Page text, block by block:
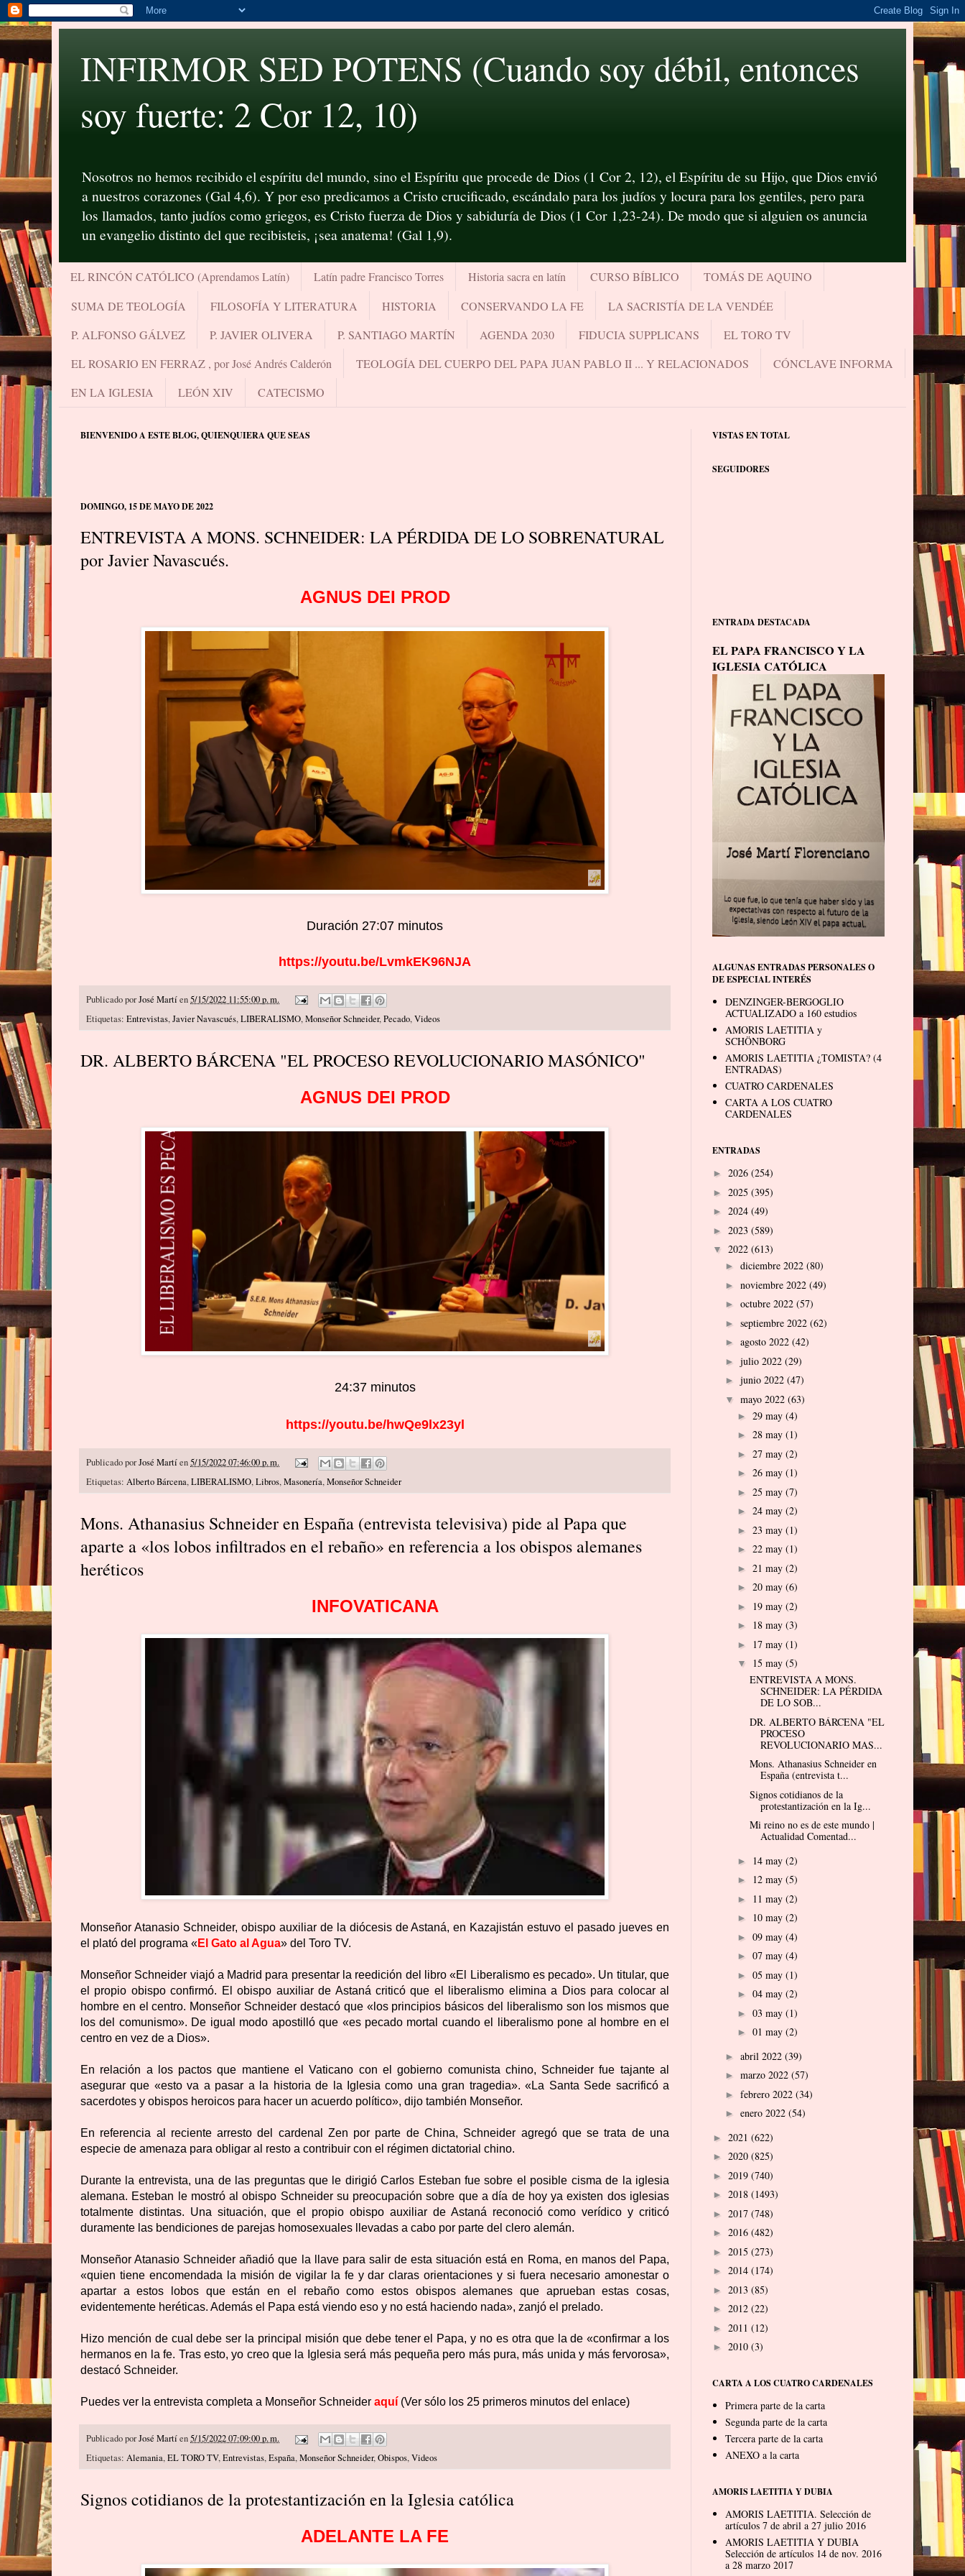
INFIRMOR SED POTENS (Cuando soy débil, entonces
soy fuerte: 2 Cor 12, 10)
Nosotros no hemos recibido el espíritu del mundo, sino el Espíritu que procede de Dios (1 Cor 2, 12), el Espíritu de su Hijo, que Dios envió
a nuestros corazones (Gal 4,6). Y por eso predicamos a Cristo crucificado, escándalo para los judíos y locura para los gentiles, pero para
los llamados, tanto judíos como griegos, es Cristo fuerza de Dios y sabiduría de Dios (1 Cor 1,23-24). De modo que si alguien os anuncia
un evangelio distinto del que recibisteis, ¡sea anatema! (Gal 1,9).
EL RINCÓN CATÓLICO (Aprendamos Latín) Latín padre Francisco Torres Historia sacra en latín CURSO BÍBLICO
TOMÁS DE AQUINO
SUMA DE TEOLOGÍA
FILOSOFÍA Y LITERATURA HISTORIA CONSERVANDO LA FE
LA SACRISTÍA DE LA VENDÉE
P. ALFONSO GÁLVEZ
P. JAVIER OLIVERA P. SANTIAGO MARTÍN AGENDA 2030 FIDUCIA SUPPLICANS
EL TORO TV
EL ROSARIO EN FERRAZ , por José Andrés Calderón
TEOLOGÍA DEL CUERPO DEL PAPA JUAN PABLO II ... Y RELACIONADOS
CÓNCLAVE INFORMA
EN LA IGLESIA
LEÓN XIV CATECISMO
BIENVENIDO A ESTE BLOG, QUIENQUIERA QUE SEAS
DOMINGO, 15 DE MAYO DE 2022
ENTREVISTA A MONS. SCHNEIDER: LA PÉRDIDA DE LO SOBRENATURAL
por Javier Navascués.
AGNUS DEI PROD
Duración 27:07 minutos
https://youtu.be/LvmkEK96NJA
Publicado porJosé Martíen5/15/2022 11:55:00 p. m.
Etiquetas: Entrevistas,Javier Navascués,LIBERALISMO,Monseñor Schneider,Pecado,Videos
DR. ALBERTO BÁRCENA "EL PROCESO REVOLUCIONARIO MASÓNICO"
AGNUS DEI PROD
24:37 minutos
https://youtu.be/hwQe9lx23yl
Publicado porJosé Martíen5/15/2022 07:46:00 p. m.
Etiquetas: Alberto Bárcena,LIBERALISMO,Libros,Masonería,Monseñor Schneider
Mons. Athanasius Schneider en España (entrevista televisiva) pide al Papa que
aparte a «los lobos infiltrados en el rebaño» en referencia a los obispos alemanes
heréticos
INFOVATICANA
Monseñor Atanasio Schneider, obispo auxiliar de la diócesis de Astaná, en Kazajistán estuvo el pasado jueves en
el plató del programa «El Gato al Agua» del Toro TV.
Monseñor Schneider viajó a Madrid para presentar la reedición del libro «El Liberalismo es pecado». Un titular, que
el propio obispo confirmó. El obispo auxiliar de Astaná criticó que el liberalismo elimina a Dios para colocar al
hombre en el centro. Monseñor Schneider destacó que «los principios básicos del liberalismo son los mismos que
los del comunismo». De igual modo apostilló que «es pecado mortal cuando el liberalismo pone al hombre en el
centro en vez de a Dios».
En relación a los pactos que mantiene el Vaticano con el gobierno comunista chino, Schneider fue tajante al
asegurar que «esto va a pasar a la historia de la Iglesia como una gran tragedia». «La Santa Sede sacrificó a
sacerdotes y obispos heroicos para hacer un acuerdo político», dijo también Monseñor.
En referencia al reciente arresto del cardenal Zen por parte de China, Schneider agregó que se trata de una
especie de amenaza para obligar al resto a contribuir con el régimen dictatorial chino.
Durante la entrevista, una de las preguntas que le dirigió Carlos Esteban fue sobre el posible cisma de la iglesia
alemana. Esteban le mostró al obispo Schneider su preocupación sobre que a día de hoy ya existen dos iglesias
totalmente distintas. Una situación, que el propio obispo auxiliar de Astaná reconoció como verídico y criticó
duramente las bendiciones de parejas homosexuales llevadas a cabo por parte del clero alemán.
Monseñor Atanasio Schneider añadió que la llave para salir de esta situación está en Roma, en manos del Papa,
«quien tiene encomendada la misión de vigilar la fe y dar claras orientaciones y si fuera necesario amonestar o
apartar a estos lobos que están en el rebaño como estos obispos alemanes que aprueban estas cosas,
evidentemente heréticas. Además el Papa está viendo eso y no está haciendo nada», zanjó el prelado.
Hizo mención de cual debe ser la principal misión que debe tener el Papa, y no es otra que la de «confirmar a los
hermanos en la fe. Tras esto, yo creo que la Iglesia será más pequeña pero más pura, más unida y más fervorosa»,
destacó Schneider.
Puedes ver la entrevista completa a Monseñor Schneider aquí (Ver sólo los 25 primeros minutos del enlace)
Publicado porJosé Martíen5/15/2022 07:09:00 p. m.
Etiquetas: Alemania,EL TORO TV,Entrevistas,España,Monseñor Schneider,Obispos,Videos
Signos cotidianos de la protestantización en la Iglesia católica
ADELANTE LA FE
VISTAS EN TOTAL
SEGUIDORES
ENTRADA DESTACADA
EL PAPA FRANCISCO Y LA
IGLESIA CATÓLICA
ALGUNAS ENTRADAS PERSONALES O
DE ESPECIAL INTERÉS
DENZINGER-BERGOGLIO
ACTUALIZADO a 160 estudios
AMORIS LAETITIA y
SCHÖNBORG
AMORIS LAETITIA ¿TOMISTA? (4
ENTRADAS)
CUATRO CARDENALES
CARTA A LOS CUATRO
CARDENALES
ENTRADAS
► 2026 (254)
► 2025 (395)
► 2024 (49)
► 2023 (589)
▼ 2022 (613)
► diciembre 2022 (80)
► noviembre 2022 (49)
► octubre 2022 (57)
► septiembre 2022 (62)
► agosto 2022 (42)
► julio 2022 (29)
► junio 2022 (47)
▼ mayo 2022 (63)
► 29 may (4)
► 28 may (1)
► 27 may (2)
► 26 may (1)
► 25 may (7)
► 24 may (2)
► 23 may (1)
► 22 may (1)
► 21 may (2)
► 20 may (6)
► 19 may (2)
► 18 may (3)
► 17 may (1)
▼ 15 may (5)
ENTREVISTA A MONS.
SCHNEIDER: LA PÉRDIDA
DE LO SOB...
DR. ALBERTO BÁRCENA "EL
PROCESO
REVOLUCIONARIO MAS...
Mons. Athanasius Schneider en
España (entrevista t...
Signos cotidianos de la
protestantización en la Ig...
Mi reino no es de este mundo |
Actualidad Comentad...
► 14 may (2)
► 12 may (5)
► 11 may (2)
► 10 may (2)
► 09 may (4)
► 07 may (4)
► 05 may (1)
► 04 may (2)
► 03 may (1)
► 01 may (2)
► abril 2022 (39)
► marzo 2022 (57)
► febrero 2022 (34)
► enero 2022 (54)
► 2021 (622)
► 2020 (825)
► 2019 (740)
► 2018 (1493)
► 2017 (748)
► 2016 (482)
► 2015 (273)
► 2014 (174)
► 2013 (85)
► 2012 (22)
► 2011 (12)
► 2010 (3)
CARTA A LOS CUATRO CARDENALES
Primera parte de la carta
Segunda parte de la carta
Tercera parte de la carta
ANEXO a la carta
AMORIS LAETITIA Y DUBIA
AMORIS LAETITIA. Selección de
artículos 7 de abril a 27 julio 2016
AMORIS LAETITIA Y DUBIA
Selección de artículos 14 de nov. 2016
a 28 marzo 2017